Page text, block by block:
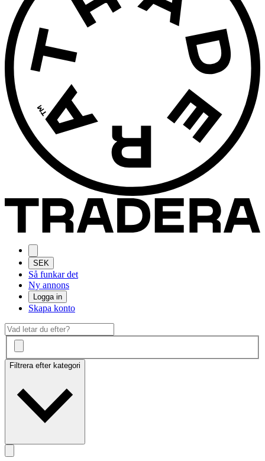
SEK
Så funkar det
Ny annons
Logga in
Skapa konto
Filtrera efter kategori